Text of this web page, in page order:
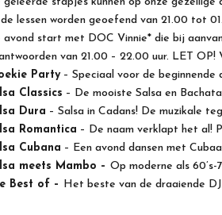
lessen worden geoefend van 21.00 tot
avond start met DOC Vinnie* die bij
van 21.00 – 22.00 uur. LET
Party– Speciaal voor de beginnende
Classics – De mooiste Salsa en
Dura – Salsa in Cadans! De muzikale
Romantica – De naam verklapt het al!
Cubana – Een avond dansen met
meets Mambo –Op moderne als 60’s-
Best of – Het beste van de draaiende